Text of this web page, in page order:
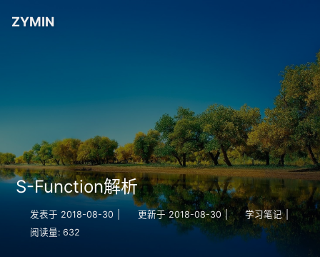
ZYMIN
S-Function解析
发表于 2018-08-30 更新于 2018-08-30 | 学习笔记
阅读量: 632